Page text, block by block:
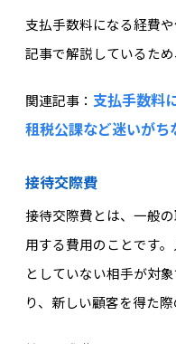
支払手数料になる経費
記事で解説しているため
関連記事： 支払手数料
租税公課など迷いが
接待交際費
接待交際費とは、一般
用する費用のことです
としていない相手が対
り、新しい顧客を得た